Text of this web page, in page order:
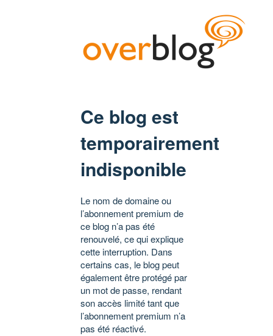
Ce blog est
temporairement
indisponible
Le nom de domaine ou
l’abonnement premium de
ce blog n’a pas été
renouvelé, ce qui explique
cette interruption. Dans
certains cas, le blog peut
également être protégé par
un mot de passe, rendant
son accès limité tant que
l’abonnement premium n’a
pas été réactivé.